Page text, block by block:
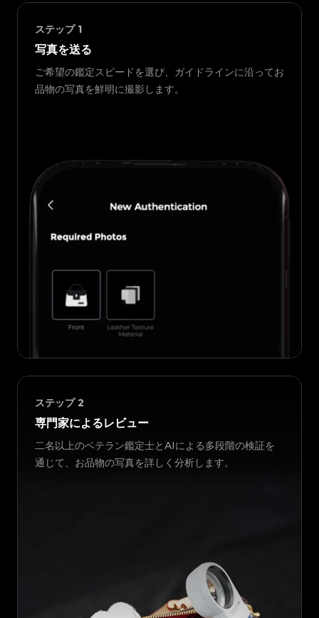
ステップ 1
写真を送る
ご希望の鑑定スピードを選び、ガイドラインに沿ってお
品物の写真を鮮明に撮影します。
ステップ 2
専門家によるレビュー
二名以上のベテラン鑑定士とAIによる多段階の検証を
通じて、お品物の写真を詳しく分析します。